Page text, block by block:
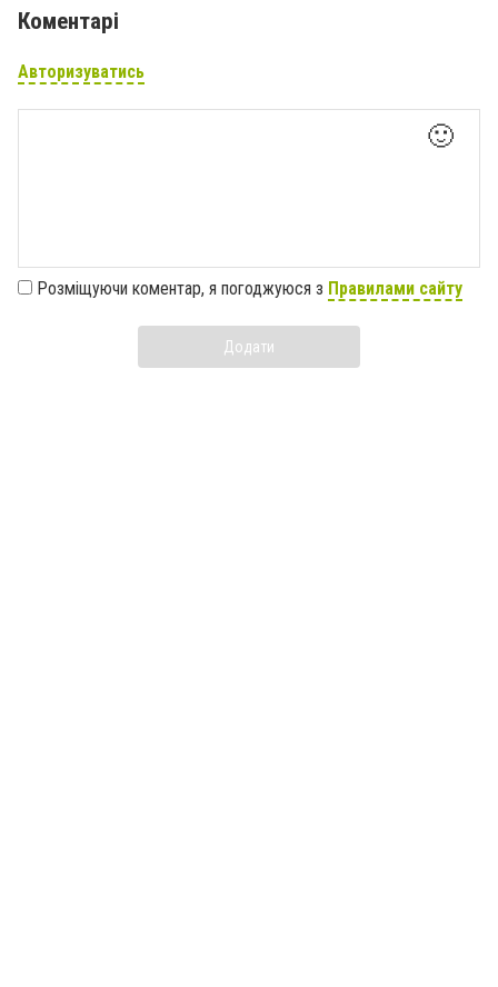
Коментарі
Авторизуватись
🙂
Розміщуючи коментар, я погоджуюся з Правилами сайту
Додати